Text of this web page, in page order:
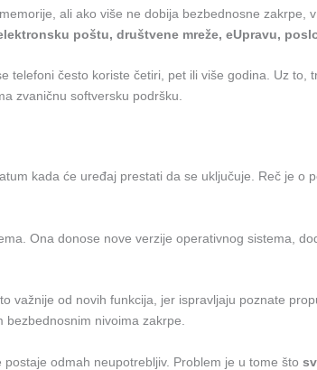
ali ako više ne dobija bezbednosne zakrpe,
poštu, društvene mreže, eUpravu,
često koriste četiri, pet ili više godina. Uz to,
zvaničnu softversku podršku.
kada će uređaj prestati da se uključuje. Reč je o
Ona donose nove verzije operativnog sistema,
važnije od novih funkcija, jer ispravljaju poznate
nivoima zakrpe.
odmah neupotrebljiv. Problem je u tome što